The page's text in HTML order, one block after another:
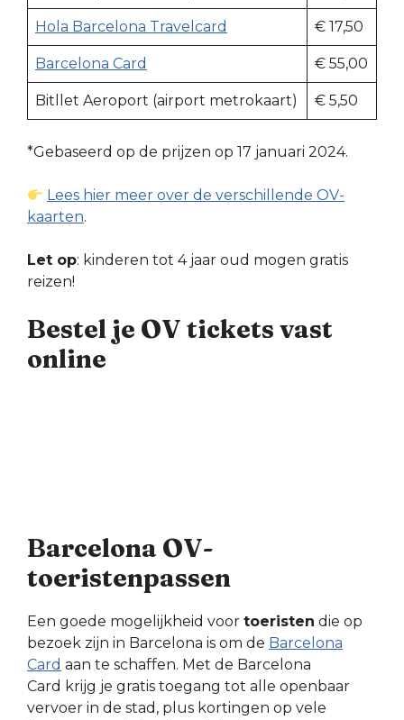
Hola Barcelona Travelcard € 17,50
Barcelona Card € 55,00
Bitllet Aeroport (airport metrokaart) € 5,50
*Gebaseerd op de prijzen op 17 januari 2024.
Lees hier meer over de verschillende OV-
kaarten.
Let op: kinderen tot 4 jaar oud mogen gratis
reizen!
Bestel je OV tickets vast
online
Barcelona OV-
toeristenpassen
Een goede mogelijkheid voor toeristen die op
bezoek zijn in Barcelona is om de Barcelona
Card aan te schaffen. Met de Barcelona
Card krijg je gratis toegang tot alle openbaar
vervoer in de stad, plus kortingen op vele